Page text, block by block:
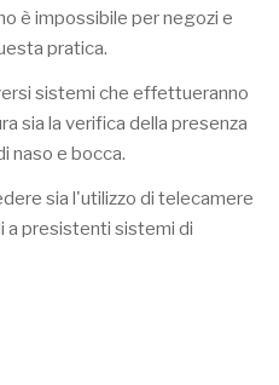
è impossibile per negozi e
pratica.
sistemi che effettueranno
sia la verifica della presenza
naso e bocca.
sia l'utilizzo di telecamere
a presistenti sistemi di